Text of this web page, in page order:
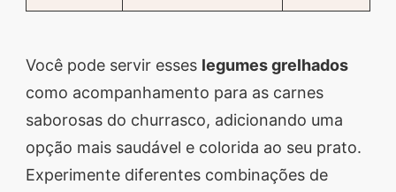
Você pode servir esses legumes grelhados
como acompanhamento para as carnes
saborosas do churrasco, adicionando uma
opção mais saudável e colorida ao seu prato.
Experimente diferentes combinações de